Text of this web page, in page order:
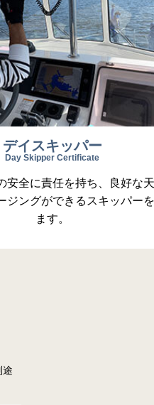
デイスキッパー
Day Skipper Certificate
安全に責任を持ち、良好な
ジングができるスキッパー
ます。
途